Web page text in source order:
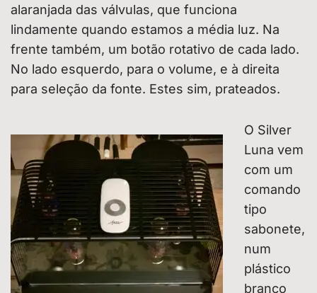
alaranjada das válvulas, que funciona
lindamente quando estamos a média luz. Na
frente também, um botão rotativo de cada lado.
No lado esquerdo, para o volume, e à direita
para seleção da fonte. Estes sim, prateados.
O Silver
Luna vem
com um
comando
tipo
sabonete,
num
plástico
branco